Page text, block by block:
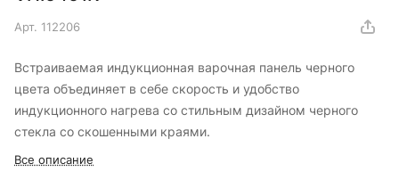
Арт. 112206
Встраиваемая индукционная варочная панель черного
цвета объединяет в себе скорость и удобство
индукционного нагрева со стильным дизайном черного
стекла со скошенными краями.
Все описание